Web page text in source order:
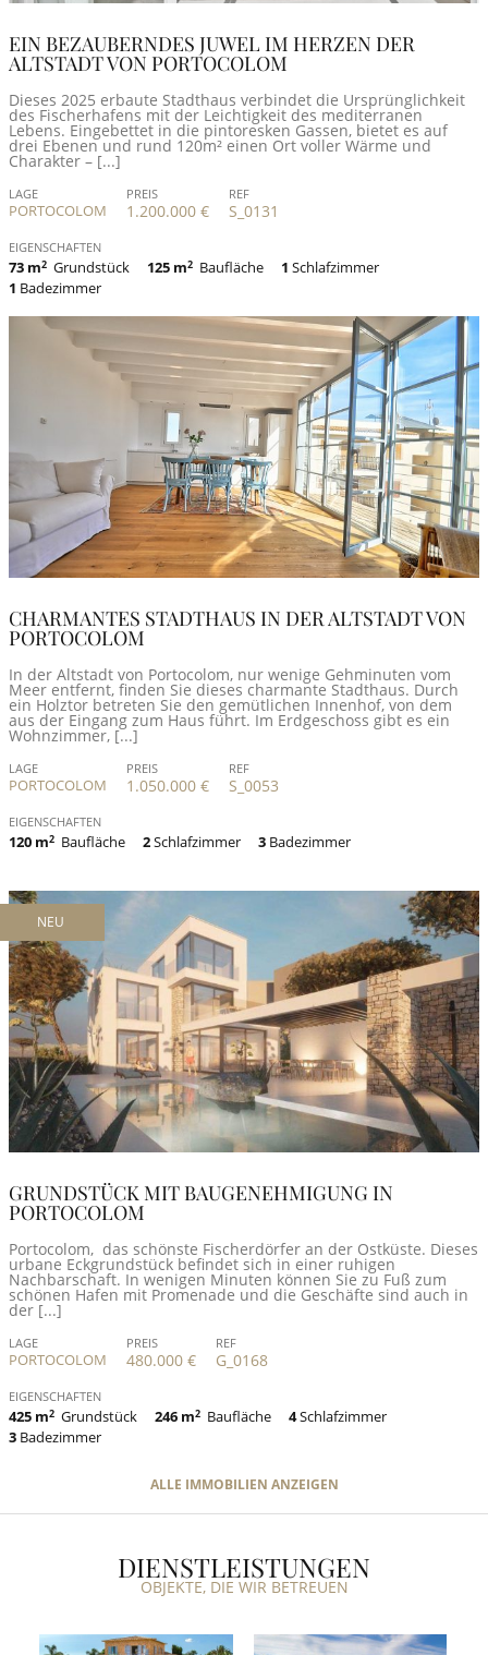
EIN BEZAUBERNDES JUWEL IM HERZEN DER
ALTSTADT VON PORTOCOLOM
Dieses 2025 erbaute Stadthaus verbindet die Ursprünglichkeit
des Fischerhafens mit der Leichtigkeit des mediterranen
Lebens. Eingebettet in die pintoresken Gassen, bietet es auf
drei Ebenen und rund 120m² einen Ort voller Wärme und
Charakter – [...]
LAGE
PORTOCOLOM
PREIS
1.200.000 €
REF
S_0131
EIGENSCHAFTEN
73 m2 Grundstück 125 m2 Baufläche 1 Schlafzimmer
1 Badezimmer
CHARMANTES STADTHAUS IN DER ALTSTADT VON
PORTOCOLOM
In der Altstadt von Portocolom, nur wenige Gehminuten vom
Meer entfernt, finden Sie dieses charmante Stadthaus. Durch
ein Holztor betreten Sie den gemütlichen Innenhof, von dem
aus der Eingang zum Haus führt. Im Erdgeschoss gibt es ein
Wohnzimmer, [...]
LAGE
PORTOCOLOM
PREIS
1.050.000 €
REF
S_0053
EIGENSCHAFTEN
120 m2 Baufläche 2Schlafzimmer 3 Badezimmer
NEU
GRUNDSTÜCK MIT BAUGENEHMIGUNG IN
PORTOCOLOM
Portocolom, das schönste Fischerdörfer an der Ostküste. Dieses
urbane Eckgrundstück befindet sich in einer ruhigen
Nachbarschaft. In wenigen Minuten können Sie zu Fuß zum
schönen Hafen mit Promenade und die Geschäfte sind auch in
der [...]
LAGE
PORTOCOLOM
PREIS
480.000 €
REF
G_0168
EIGENSCHAFTEN
425 m2 Grundstück 246 m2 Baufläche 4Schlafzimmer
3 Badezimmer
ALLE IMMOBILIEN ANZEIGEN
DIENSTLEISTUNGEN
OBJEKTE, DIE WIR BETREUEN